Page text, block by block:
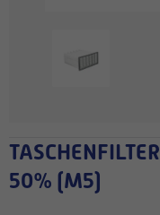
TASCHENFILTER 592x287-540/6 ePM10
50% (M5)